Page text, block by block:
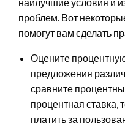
наилучшие условия и
проблем. Вот
помогут вам сделать
Оцените
предложения
сравните
процентная
платить за